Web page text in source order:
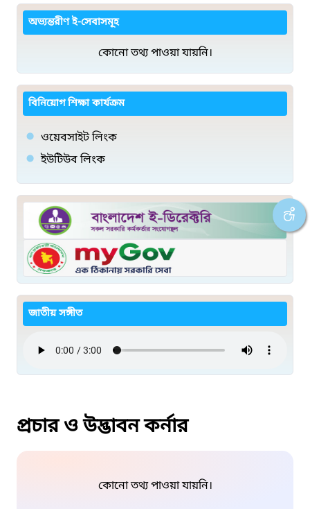
অভ্যন্তরীণ ই-সেবাসমূহ
কোনো তথ্য পাওয়া যায়নি।
বিনিয়োগ শিক্ষা কার্যক্রম
ওয়েবসাইট লিংক
ইউটিউব লিংক
জাতীয় সঙ্গীত
প্রচার ও উদ্ভাবন কর্নার
কোনো তথ্য পাওয়া যায়নি।